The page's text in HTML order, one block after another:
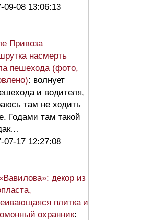
09-08 13:06:13
Привоза
насмерть
пешехода (фото,
: волнует
и водителя,
там не ходить
Годами там такой
07-17 12:27:08
декор из
плитка и
охранник: